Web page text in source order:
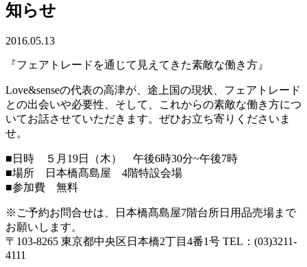
知らせ
2016.05.13
『フェアトレードを通じて見えてきた素敵な働き方』
Love&senseの代表の高津が、途上国の現状、フェアトレード
との出会いや必要性、そして、これからの素敵な働き方につ
いてお話させていただきます。ぜひお立ち寄りくださいま
せ。
■日時 ５月19日（木） 午後6時30分~午後7時
■場所 日本橋髙島屋 4階特設会場
■参加費 無料
※ご予約お問合せは、日本橋髙島屋7階台所日用品売場まで
お願いします。
〒103-8265 東京都中央区日本橋2丁目4番1号 TEL：(03)3211‐
4111